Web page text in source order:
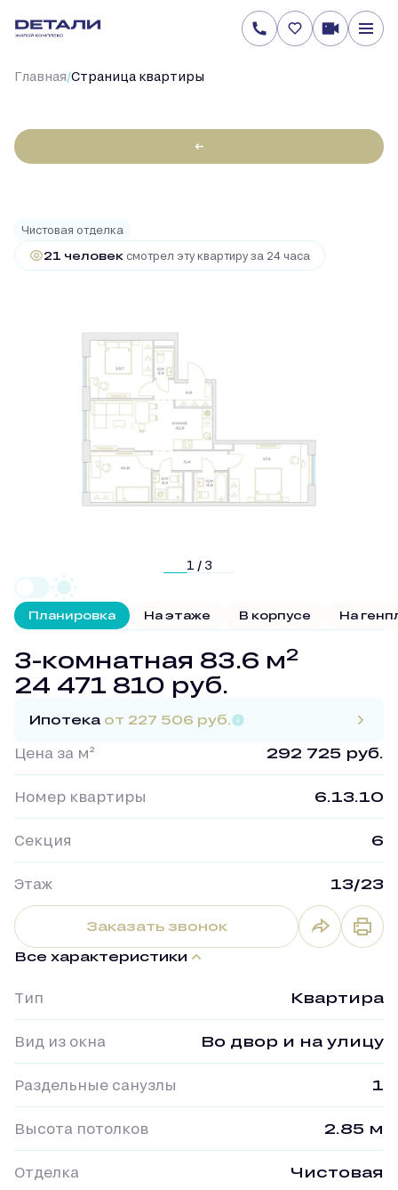
Главная/Cтраница квартиры
←
3-комнатная83.6 м
Чистовая отделка
21 человек смотрел эту квартиру за 24 часа
1 / 3
Планировка На этаже В корпусе На
3-комнатная 83.6 м2
24 471 810 руб.
Ипотека от 227 506 руб.
Цена за м² 292 725 руб.
Номер квартиры 6.13.10
Секция 6
Этаж 13/23
Заказать звонок
Все характеристики
Тип Квартира
Вид из окна Во двор и на улицу
Раздельные санузлы 1
Высота потолков 2.85 м
Отделка Чистовая